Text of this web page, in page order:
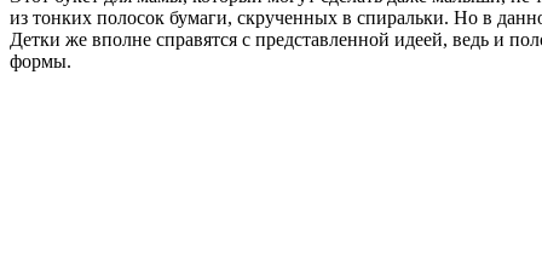
из тонких полосок бумаги, скрученных в спиральки. Но в
Детки же вполне справятся с представленной идеей, ведь и
формы.